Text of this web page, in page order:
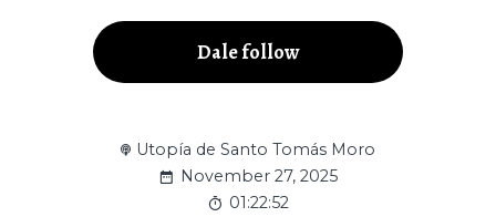
Dale follow
Utopía de Santo Tomás Moro
November 27, 2025
01:22:52